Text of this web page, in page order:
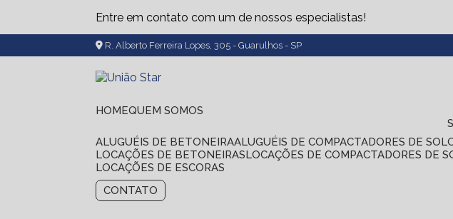
Entre em contato com um de nossos especialistas!
R. Alberto Ferreira Lopes, 305 - Guarulhos - SP
HOME
QUEM SOMOS
ALUGUÉIS DE BETONEIRA ALUGUÉIS DE COMPACTADORES DE
LOCAÇÕES DE BETONEIRAS LOCAÇÕES DE COMPACTADORES DE
LOCAÇÕES DE ESCORAS
CONTATO